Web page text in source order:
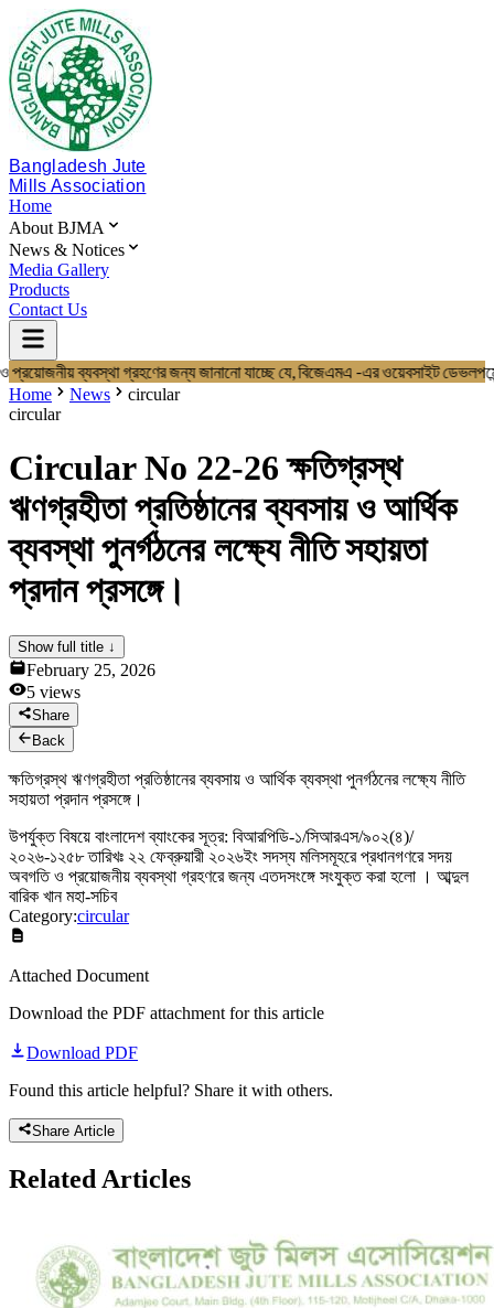
Bangladesh Jute
Mills Association
Home
About BJMA
News & Notices
Media Gallery
Products
Contact Us
Home
About BJMA
About Us
Secretariat & Staff
Members List
News & Notices
News & Notices
Publications
Media Gallery
Products
Contact Us
ব্যবস্থা গ্রহণের জন্য জানানো যাচ্ছে যে, বিজেএমএ -এর
Home News
circular
circular
Circular No 22-26 ক্ষতিগ্রস্থ
ঋণগ্রহীতা প্রতিষ্ঠানের ব্যবসায় ও আর্থিক
ব্যবস্থা পুনর্গঠনের লক্ষ্যে নীতি সহায়তা
প্রদান প্রসঙ্গে।
Show full title ↓
February 25, 2026
5 views
Share
Back
ক্ষতিগ্রস্থ ঋণগ্রহীতা প্রতিষ্ঠানের ব্যবসায় ও আর্থিক ব্যবস্থা পুনর্গঠনের লক্ষ্যে নীতি
সহায়তা প্রদান প্রসঙ্গে।
উপর্যুক্ত বিষয়ে বাংলাদেশ ব্যাংকের সূত্র: বিআরপিডি-১/সিআরএস/৯০২(৪)/
২০২৬-১২৫৮ তারিখঃ ২২ ফেব্রুয়ারী ২০২৬ইং সদস্য মলিসমূহরে প্রধানগণরে সদয়
অবগতি ও প্রয়োজনীয় ব্যবস্থা গ্রহণরে জন্য এতদসংঙ্গে সংযুক্ত করা হলো । আব্দুল
বারিক খান মহা-সচিব
Category:circular
Attached Document
Download the PDF attachment for this article
Download PDF
Found this article helpful? Share it with others.
Share Article
Related Articles